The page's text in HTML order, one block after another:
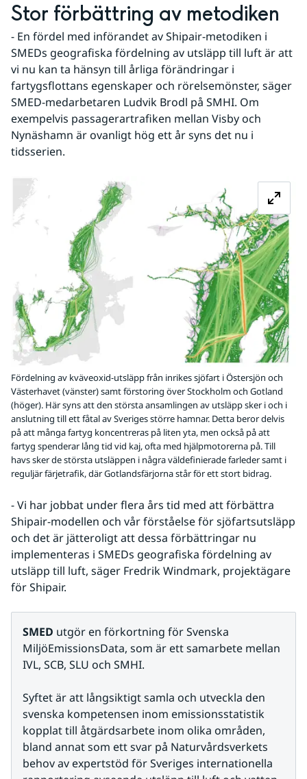
Stor förbättring av metodiken
- En fördel med införandet av Shipair-metodiken i
SMEDs geografiska fördelning av utsläpp till luft är att
vi nu kan ta hänsyn till årliga förändringar i
fartygsflottans egenskaper och rörelsemönster, säger
SMED-medarbetaren Ludvik Brodl på SMHI. Om
exempelvis passagerartrafiken mellan Visby och
Nynäshamn är ovanligt hög ett år syns det nu i
tidsserien.
Fördelning av kväveoxid-utsläpp från inrikes sjöfart i Östersjön och
Västerhavet (vänster) samt förstoring över Stockholm och Gotland
(höger). Här syns att den största ansamlingen av utsläpp sker i och i
anslutning till ett fåtal av Sveriges större hamnar. Detta beror delvis
på att många fartyg koncentreras på liten yta, men också på att
fartyg spenderar lång tid vid kaj, ofta med hjälpmotorerna på. Till
havs sker de största utsläppen i några väldefinierade farleder samt i
reguljär färjetrafik, där Gotlandsfärjorna står för ett stort bidrag.
- Vi har jobbat under flera års tid med att förbättra
Shipair-modellen och vår förståelse för sjöfartsutsläpp
och det är jätteroligt att dessa förbättringar nu
implementeras i SMEDs geografiska fördelning av
utsläpp till luft, säger Fredrik Windmark, projektägare
för Shipair.
SMED utgör en förkortning för Svenska
MiljöEmissionsData, som är ett samarbete mellan
IVL, SCB, SLU och SMHI.
Syftet är att långsiktigt samla och utveckla den
svenska kompetensen inom emissionsstatistik
kopplat till åtgärdsarbete inom olika områden,
bland annat som ett svar på Naturvårdsverkets
behov av expertstöd för Sveriges internationella